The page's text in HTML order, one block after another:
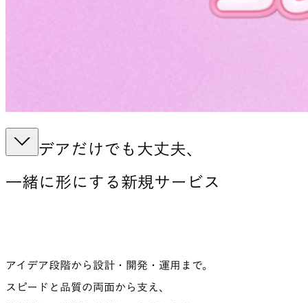
アイデアだけでも大丈夫、
一緒に形にする 新規サービス
アイデア段階から設計・開発・運用まで。
スピードと品質の両面から支え、